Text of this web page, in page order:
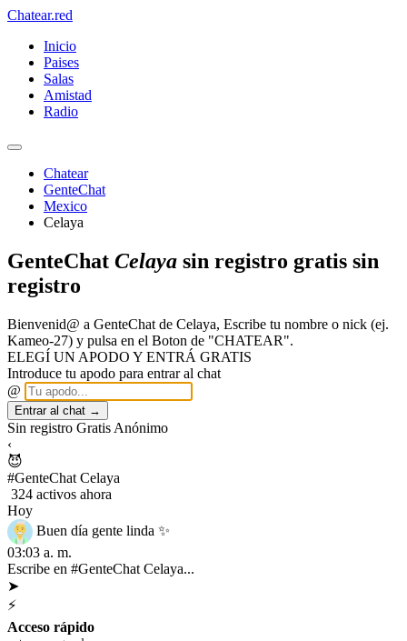
Chatear.red
Inicio
Paises
Salas
Amistad
Radio
Chatear
GenteChat
Mexico
Celaya
GenteChat Celaya sin registro gratis sin
registro
Bienvenid@ a GenteChat de Celaya, Escribe tu nombre o nick (ej.
Kameo-27) y pulsa en el Boton de "CHATEAR".
ELEGÍ UN APODO Y ENTRÁ GRATIS
Introduce tu apodo para entrar al chat
@
Entrar al chat →
Sin registro Gratis Anónimo
‹
😈
#GenteChat Celaya
324 activos ahora
Hoy
Buen día gente linda ✨
03:03 a. m.
Escribe en #GenteChat Celaya...
➤
⚡
Acceso rápido